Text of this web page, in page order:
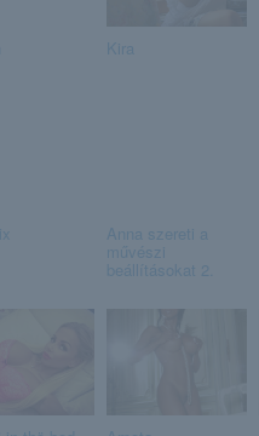
Kira
Anna szereti a
művészi
beállításokat 2.